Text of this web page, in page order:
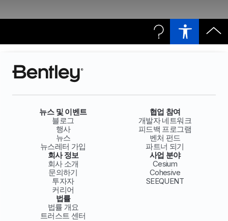
뉴스 및 이벤트
블로그
행사
뉴스
뉴스레터 가입
협업 참여
개발자 네트워크
피드백 프로그램
벤처 펀드
파트너 되기
회사 정보
회사 소개
문의하기
투자자
커리어
사업 분야
Cesium
Cohesive
SEEQUENT
법률
법률 개요
트러스트 센터